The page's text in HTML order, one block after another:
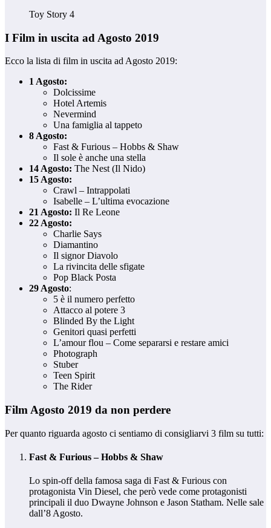
Toy Story 4
I Film in uscita ad Agosto 2019
Ecco la lista di film in uscita ad Agosto 2019:
1 Agosto:
Dolcissime
Hotel Artemis
Nevermind
Una famiglia al tappeto
8 Agosto:
Fast & Furious – Hobbs & Shaw
Il sole è anche una stella
14 Agosto: The Nest (Il Nido)
15 Agosto:
Crawl – Intrappolati
Isabelle – L’ultima evocazione
21 Agosto: Il Re Leone
22 Agosto:
Charlie Says
Diamantino
Il signor Diavolo
La rivincita delle sfigate
Pop Black Posta
29 Agosto:
5 è il numero perfetto
Attacco al potere 3
Blinded By the Light
Genitori quasi perfetti
L’amour flou – Come separarsi e restare amici
Photograph
Stuber
Teen Spirit
The Rider
Film Agosto 2019 da non perdere
Per quanto riguarda agosto ci sentiamo di consigliarvi 3 film su tutti:
Fast & Furious – Hobbs & Shaw
Lo spin-off della famosa saga di Fast & Furious con
protagonista Vin Diesel, che però vede come protagonisti
principali il duo Dwayne Johnson e Jason Statham. Nelle sale
dall’8 Agosto.